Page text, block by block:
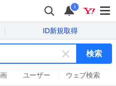
i
ID新規取得
キ
ー
検索
ユーザー ウェブ検索